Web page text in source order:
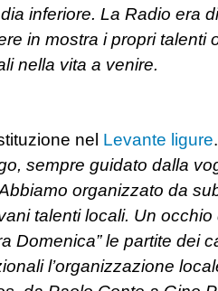
inferiore. La Radio era
in mostra i propri talenti
nella vita a venire.
nel Levante ligure
sempre guidato dalla
organizzato da
talenti locali. Un
Domenica” le partite dei
l’organizzazione